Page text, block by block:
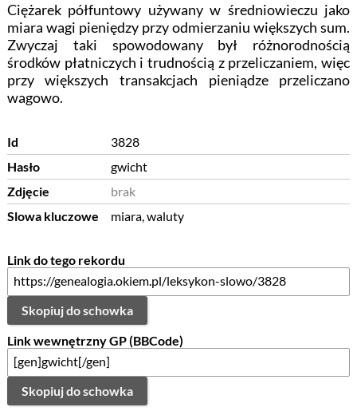
Ciężarek półfuntowy używany w średniowieczu jako
miara wagi pieniędzy przy odmierzaniu większych sum.
Zwyczaj taki spowodowany był różnorodnością
środków płatniczych i trudnością z przeliczaniem, więc
przy większych transakcjach pieniądze przeliczano
wagowo.
Id
3828
Hasło
gwicht
Zdjęcie
brak
Slowa kluczowe
miara, waluty
Link do tego rekordu
Skopiuj do schowka
Link wewnętrzny GP (BBCode)
Skopiuj do schowka